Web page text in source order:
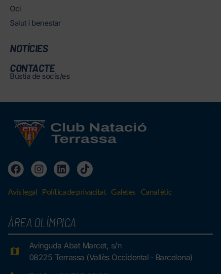
Oci
Salut i benestar
NOTÍCIES
CONTACTE
Bústia de socis/es
Avís legal Política de privacitat Galetes Canal ètic
ÀREA OLÍMPICA
Avinguda Abat Marcet, s/n
08225 Terrassa (Vallès Occidental · Barcelona)